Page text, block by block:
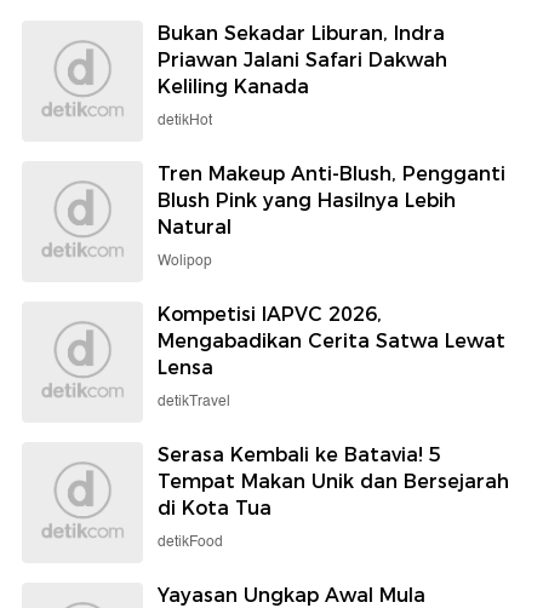
Bukan Sekadar Liburan, Indra
Priawan Jalani Safari Dakwah
Keliling Kanada
detikHot
Tren Makeup Anti-Blush, Pengganti
Blush Pink yang Hasilnya Lebih
Natural
Wolipop
Kompetisi IAPVC 2026,
Mengabadikan Cerita Satwa Lewat
Lensa
detikTravel
Serasa Kembali ke Batavia! 5
Tempat Makan Unik dan Bersejarah
di Kota Tua
detikFood
Yayasan Ungkap Awal Mula